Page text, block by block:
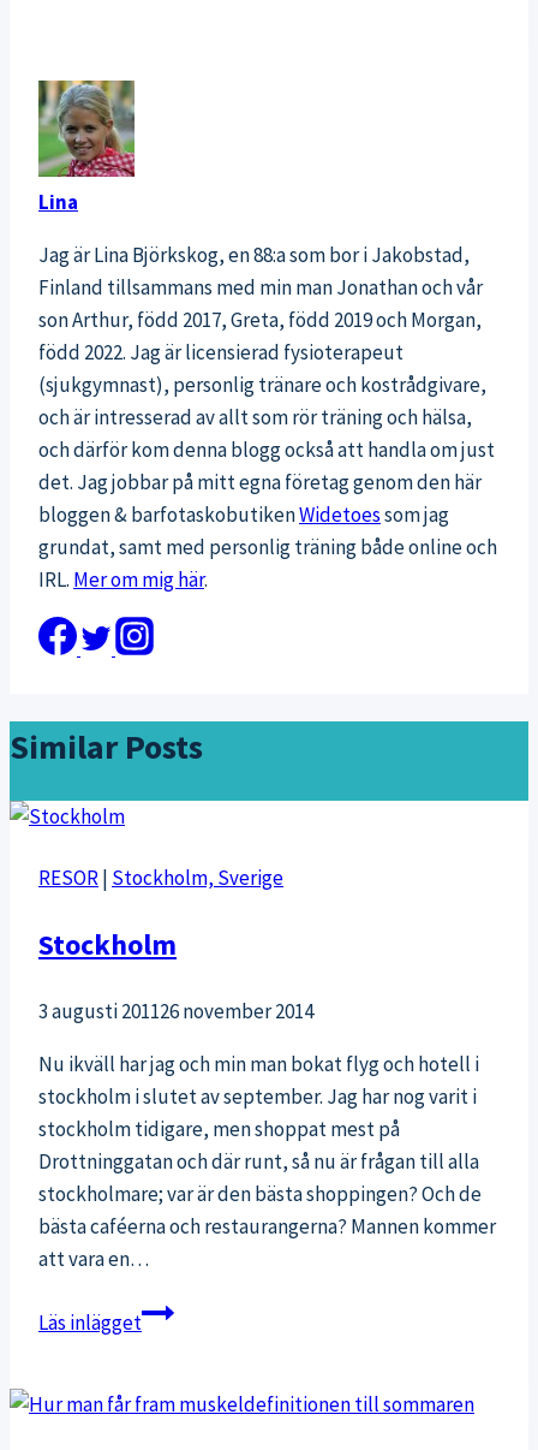
Lina
Jag är Lina Björkskog, en 88:a som bor i Jakobstad,
Finland tillsammans med min man Jonathan och vår
son Arthur, född 2017, Greta, född 2019 och Morgan,
född 2022. Jag är licensierad fysioterapeut
(sjukgymnast), personlig tränare och kostrådgivare,
och är intresserad av allt som rör träning och hälsa,
och därför kom denna blogg också att handla om just
det. Jag jobbar på mitt egna företag genom den här
bloggen & barfotaskobutikenWidetoessom jag
grundat, samt med personlig träning både online och
IRL. Mer om mig här.
Similar Posts
RESOR| Stockholm, Sverige
Stockholm
3 augusti 201126 november 2014
Nu ikväll har jag och min man bokat flyg och hotell i
stockholm i slutet av september. Jag har nog varit i
stockholm tidigare, men shoppat mest på
Drottninggatan och där runt, så nu är frågan till alla
stockholmare; var är den bästa shoppingen? Och de
bästa caféerna och restaurangerna? Mannen kommer
att vara en…
Läs inläggetStockholm